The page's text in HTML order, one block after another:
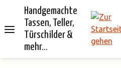
springen
Handgemachte
Tassen, Teller,
Türschilder &
mehr...